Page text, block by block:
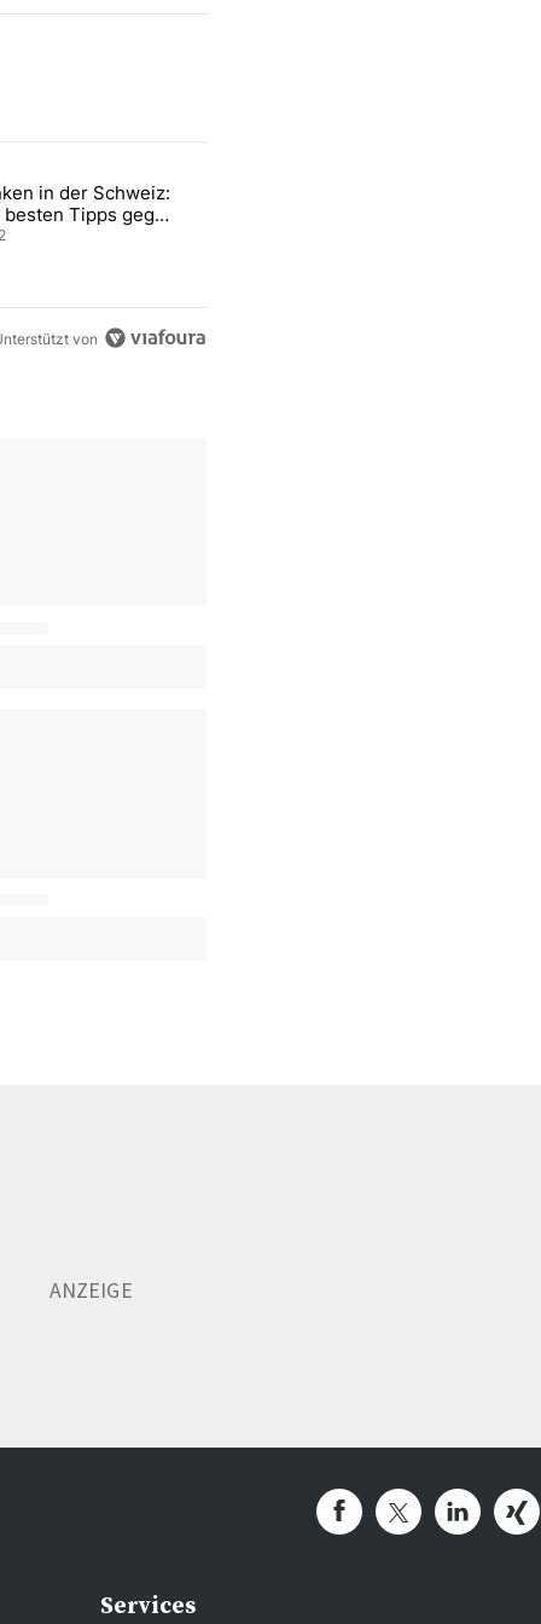
Artikel der letzten 7 days.
Verkauf von WM-Anteilen" mit 2 kommentare.
mit dem Titel "Tanken in der Schweiz: Die besten Tipps gegen
in der Schweiz:
besten Tipps gegen
Sprit
2
von
Services